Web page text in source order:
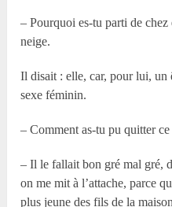
– Pourquoi es-tu parti de
neige.
Il disait : elle, car, pour lui, un
sexe féminin.
– Comment as-tu pu quitter
– Il le fallait bon gré mal gré,
on me mit à l’attache, parce
plus jeune des fils de la